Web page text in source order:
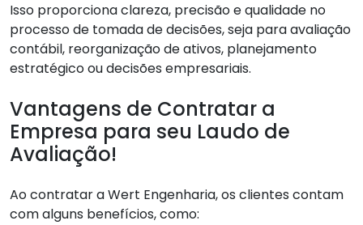
Isso proporciona clareza, precisão e qualidade no
processo de tomada de decisões, seja para avaliação
contábil, reorganização de ativos, planejamento
estratégico ou decisões empresariais.
Vantagens de Contratar a
Empresa para seu Laudo de
Avaliação!
Ao contratar a Wert Engenharia, os clientes contam
com alguns benefícios, como: